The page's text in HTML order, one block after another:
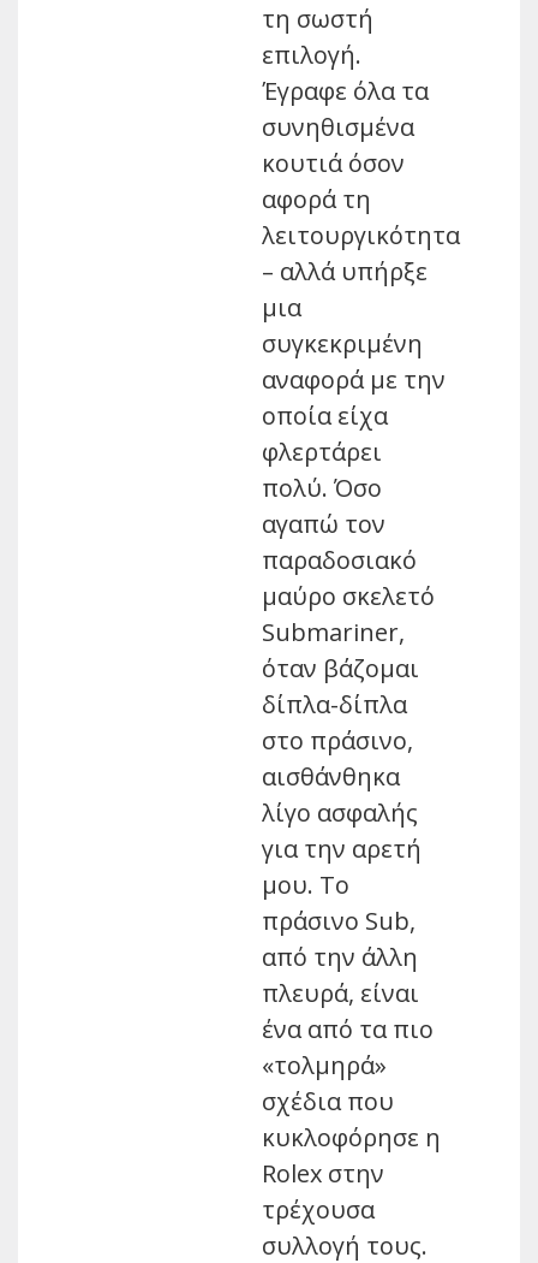
τη σωστή
επιλογή.
Έγραφε όλα τα
συνηθισμένα
κουτιά όσον
αφορά τη
λειτουργικότητα
– αλλά υπήρξε
μια
συγκεκριμένη
αναφορά με την
οποία είχα
φλερτάρει
πολύ. Όσο
αγαπώ τον
παραδοσιακό
μαύρο σκελετό
Submariner,
όταν βάζομαι
δίπλα-δίπλα
στο πράσινο,
αισθάνθηκα
λίγο ασφαλής
για την αρετή
μου. Το
πράσινο Sub,
από την άλλη
πλευρά, είναι
ένα από τα πιο
«τολμηρά»
σχέδια που
κυκλοφόρησε η
Rolex στην
τρέχουσα
συλλογή τους.